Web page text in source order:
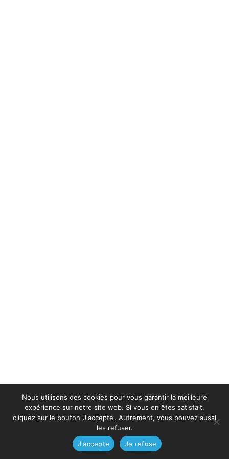
Nous utilisons des cookies pour vous garantir la meilleure
expérience sur notre site web. Si vous en êtes satisfait,
cliquez sur le bouton 'J'accepte'. Autrement, vous pouvez aussi
les refuser.
J'accepte
Je refuse